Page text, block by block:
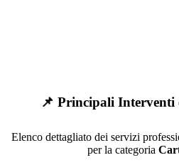
📌 Principali Interventi
Elenco dettagliato dei servizi
per la categoria